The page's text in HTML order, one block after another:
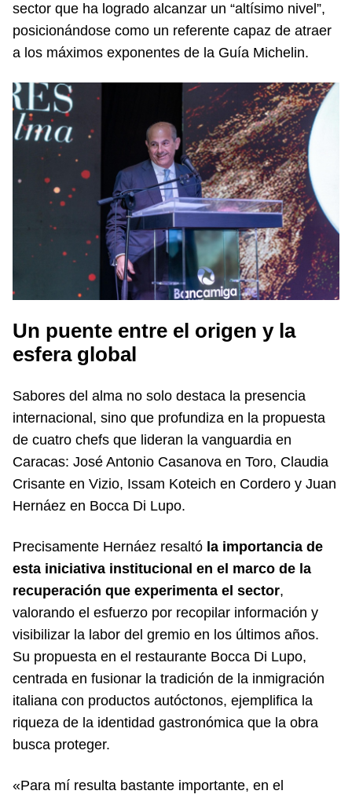
sector que ha logrado alcanzar un “altísimo nivel”,
posicionándose como un referente capaz de atraer
a los máximos exponentes de la Guía Michelin.
Un puente entre el origen y la
esfera global
Sabores del alma no solo destaca la presencia
internacional, sino que profundiza en la propuesta
de cuatro chefs que lideran la vanguardia en
Caracas: José Antonio Casanova en Toro, Claudia
Crisante en Vizio, Issam Koteich en Cordero y Juan
Hernáez en Bocca Di Lupo.
Precisamente Hernáez resaltó la importancia de
esta iniciativa institucional en el marco de la
recuperación que experimenta el sector,
valorando el esfuerzo por recopilar información y
visibilizar la labor del gremio en los últimos años.
Su propuesta en el restaurante Bocca Di Lupo,
centrada en fusionar la tradición de la inmigración
italiana con productos autóctonos, ejemplifica la
riqueza de la identidad gastronómica que la obra
busca proteger.
«Para mí resulta bastante importante, en el